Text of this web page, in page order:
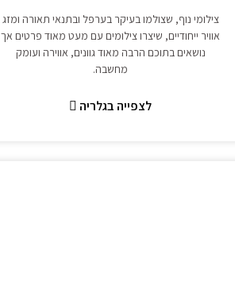
צילומי נוף, שצולמו בעיקר בערפל ובתנאי תאורה ומזג
אוויר ייחודיים, שיצרו צילומים עם מעט מאוד פרטים אך
נושאים בתוכם הרבה מאוד גוונים, אווירה ועומק
מחשבה.
לצפייה בגלריה